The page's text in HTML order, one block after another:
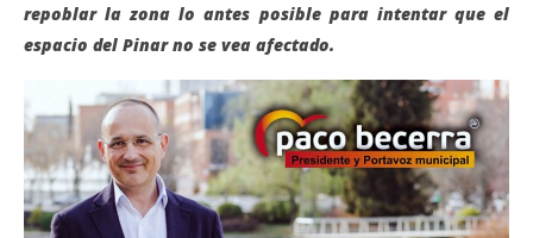
repoblar la zona lo antes posible para intentar que el
espacio del Pinar no se vea afectado.